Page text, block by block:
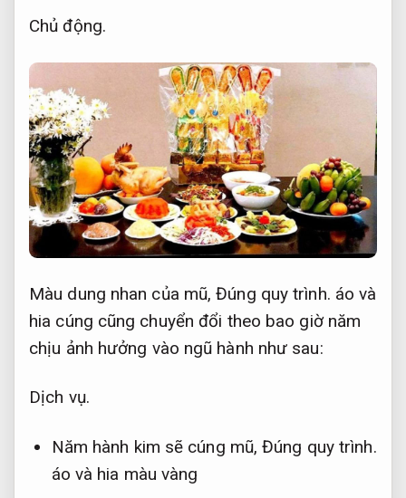
Chủ động.
Màu dung nhan của mũ,Đúng quy trình. áo và
hia cúng cũng chuyển đổi theo bao giờ năm
chịu ảnh hưởng vào ngũ hành như sau:
Dịch vụ.
Năm hành kim sẽ cúng mũ,Đúng quy trình.
áo và hia màu vàng